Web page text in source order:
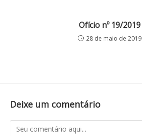
Ofício nº 19/2019
28 de maio de 2019
Deixe um comentário